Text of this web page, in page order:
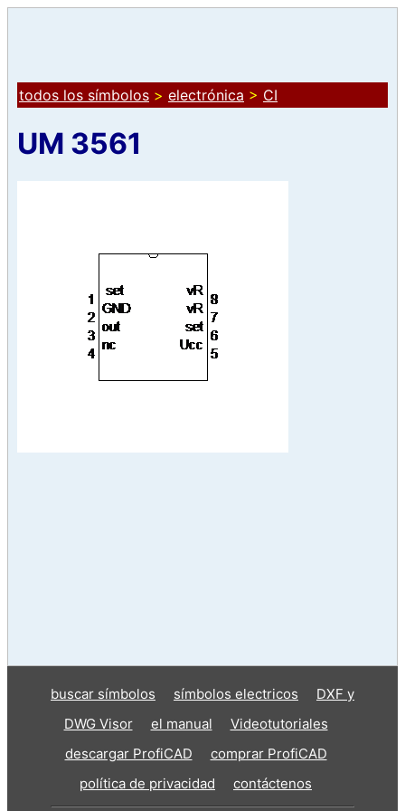
todos los símbolos > electrónica > CI
UM 3561
buscar símbolos símbolos electricos
DXF y
DWG Visor
el manual
Videotutoriales
descargar ProfiCAD
comprar ProfiCAD
política de privacidad
contáctenos